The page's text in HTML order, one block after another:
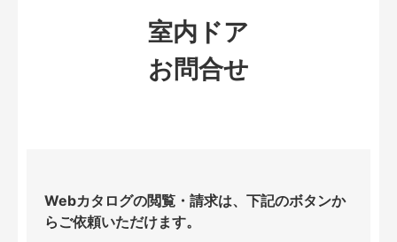
室内ドア
お問合せ
Webカタログの閲覧・請求は、下記のボタンか
らご依頼いただけます。